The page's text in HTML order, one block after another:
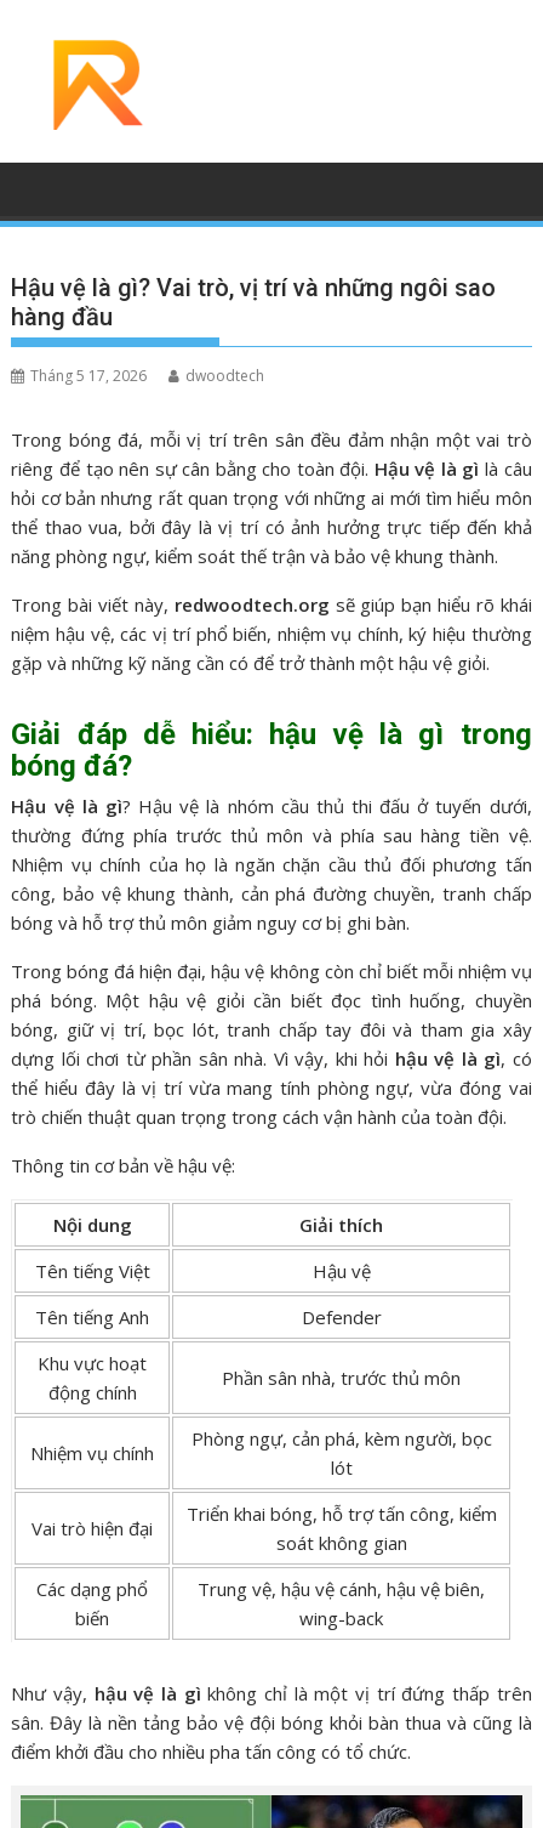
Hậu vệ là gì? Vai trò, vị trí và những ngôi sao
hàng đầu
Tháng 5 17, 2026 dwoodtech
Trong bóng đá, mỗi vị trí trên sân đều đảm nhận một vai trò
riêng để tạo nên sự cân bằng cho toàn đội. Hậu vệ là gì là câu
hỏi cơ bản nhưng rất quan trọng với những ai mới tìm hiểu môn
thể thao vua, bởi đây là vị trí có ảnh hưởng trực tiếp đến khả
năng phòng ngự, kiểm soát thế trận và bảo vệ khung thành.
Trong bài viết này, redwoodtech.org sẽ giúp bạn hiểu rõ khái
niệm hậu vệ, các vị trí phổ biến, nhiệm vụ chính, ký hiệu thường
gặp và những kỹ năng cần có để trở thành một hậu vệ giỏi.
Giải đáp dễ hiểu: hậu vệ là gì trong
bóng đá?
Hậu vệ là gì? Hậu vệ là nhóm cầu thủ thi đấu ở tuyến dưới,
thường đứng phía trước thủ môn và phía sau hàng tiền vệ.
Nhiệm vụ chính của họ là ngăn chặn cầu thủ đối phương tấn
công, bảo vệ khung thành, cản phá đường chuyền, tranh chấp
bóng và hỗ trợ thủ môn giảm nguy cơ bị ghi bàn.
Trong bóng đá hiện đại, hậu vệ không còn chỉ biết mỗi nhiệm vụ
phá bóng. Một hậu vệ giỏi cần biết đọc tình huống, chuyền
bóng, giữ vị trí, bọc lót, tranh chấp tay đôi và tham gia xây
dựng lối chơi từ phần sân nhà. Vì vậy, khi hỏi hậu vệ là gì, có
thể hiểu đây là vị trí vừa mang tính phòng ngự, vừa đóng vai
trò chiến thuật quan trọng trong cách vận hành của toàn đội.
Thông tin cơ bản về hậu vệ:
Nội dung
Giải thích
Tên tiếng Việt
Hậu vệ
Tên tiếng Anh
Defender
Khu vực hoạt
động chính
Phần sân nhà, trước thủ môn
Nhiệm vụ chính
Phòng ngự, cản phá, kèm người, bọc
lót
Vai trò hiện đại
Triển khai bóng, hỗ trợ tấn công, kiểm
soát không gian
Các dạng phổ
biến
Trung vệ, hậu vệ cánh, hậu vệ biên,
wing-back
Như vậy, hậu vệ là gì không chỉ là một vị trí đứng thấp trên
sân. Đây là nền tảng bảo vệ đội bóng khỏi bàn thua và cũng là
điểm khởi đầu cho nhiều pha tấn công có tổ chức.